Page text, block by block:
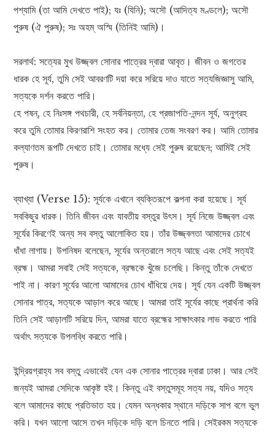
পশ্যামি (তা আমি দেখতে পাই); যঃ (যিনি); অসৌ (আদিত্য মণ্ডলে); অসৌ
পুরুষ (ঐ পুরুষ); সঃ অহম্ অস্মি (তিনিই আমি)।
সরলার্থ: সত্যের মুখ উজ্জ্বল সোনার পাত্রের দ্বারা আবৃত। জীবন ও জগতের
ধারক হে সূর্য, তুমি সেই আবরণটি দয়া করে সরিয়ে দাও যাতে সত্যজিজ্ঞাসু আমি,
সত্যকে দর্শন করতে পারি।
হে পষন্, হে নিঃসঙ্গ পথচারী, হে সর্বনিয়ন্তা, হে প্রজাপতি-নন্দন সূর্য, অনুগ্রহ
করে তুমি তোমার কিরণরাশি সংহত কর। তোমার তেজ সংবরণ কর। আমি তোমার
কল্যাণতম রূপটি দেখতে চাই। তোমার মধ্যে সেই পুরুষ রয়েছেন; আমিই সেই
পুরুষ।
ব্যাখ্যা (Verse 15): সূর্যকে এখানে ব্যক্তিরূপে কল্পনা করা হয়েছে। সূর্য
সবকিছুর ধারক। তিনি জীবন এবং যাবতীয় বস্তুর উৎস। সূর্য নিজে উজ্জ্বল এবং
সূর্যের কিরণেই অন্য সব বস্তু আলোকিত হয়। তাঁর উজ্জ্বলতা আমাদের চোখে
ধাঁধা লাগায়। উপনিষদ বলেছেন, সূর্যের অন্তরালে সত্য আছে এবং সেই সত্যই
ব্রহ্ম। আমরা সবাই সেই সত্যকে, ব্রহ্মকে খুঁজে চলেছি। কিন্তু তাঁকে দেখতে
পাই না। কারণ সূর্যের আলো আমাদের চোখ ধাঁধিয়ে দেয়। সূর্য যেন একটি উজ্জ্বল
সোনার পাত্র, সত্যকে আড়াল করে আছে। আমরা তাই সূর্যের কাছে প্রার্থনা করি
তিনি সেই আড়ালটি সরিয়ে দিন, আমরা যাতে ব্রহ্মের সাক্ষাৎকার লাভ করতে পারি
অর্থাৎ সত্যকে উপলব্ধি করতে পারি।
ইন্দ্রিয়গ্রাহ্য সব বস্তু এভাবেই যেন এক সোনার পাত্রের দ্বারা ঢাকা। আর সেই
জন্যই আমরা সেদিকে আকৃষ্ট হই। কিন্তু এই বস্তুসমূহ সত্য নয়, যদিও সত্য
বলে আমাদের কাছে প্রতিভাত হয়। যেমন অন্ধকার স্থানে দড়িকে সাপ বলে ভুল
করি। যখন আলো আসে তখন দড়িকে দড়ি বলে চিনতে পারি। সেইরকম সত্যকে